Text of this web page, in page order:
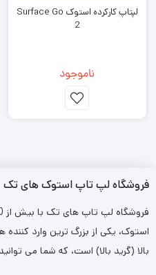
لپتاپ کارکرده استوک Surface Go
2
ناموجود
فروشگاه لپ تاپ استوک های تک
استوک، یکی از بزرگ ترین وارد
بالا (گرید بالا) است، که شما می